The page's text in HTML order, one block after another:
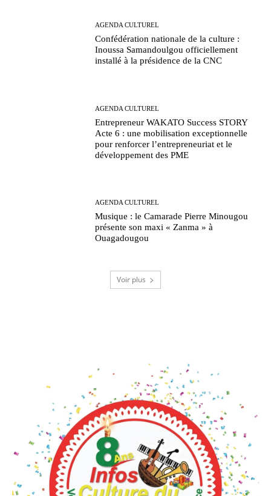
AGENDA CULTUREL
Confédération nationale de la culture :
Inoussa Samandoulgou officiellement
installé à la présidence de la CNC
AGENDA CULTUREL
Entrepreneur WAKATO Success STORY
Acte 6 : une mobilisation exceptionnelle
pour renforcer l’entrepreneuriat et le
développement des PME
AGENDA CULTUREL
Musique : le Camarade Pierre Minougou
présente son maxi « Zanma » à
Ouagadougou
Voir plus